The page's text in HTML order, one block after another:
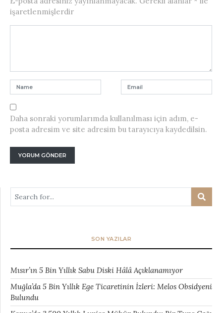
işaretlenmişlerdir
Daha sonraki yorumlarımda kullanılması için adım, e-
posta adresim ve site adresim bu tarayıcıya kaydedilsin.
SON YAZILAR
Mısır’ın 5 Bin Yıllık Sabu Diski Hâlâ Açıklanamıyor
Muğla’da 5 Bin Yıllık Ege Ticaretinin İzleri: Melos Obsidyeni
Bulundu